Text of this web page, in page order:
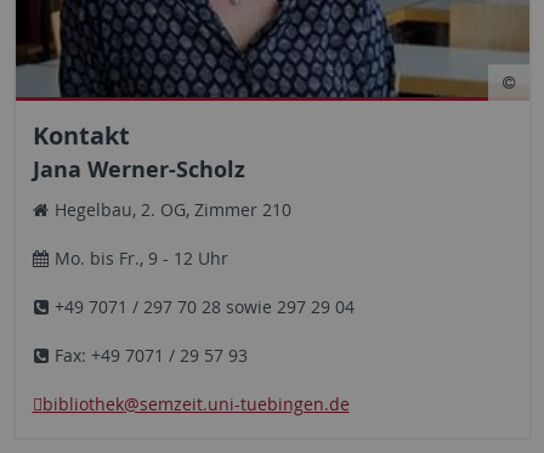
Kontakt
Jana Werner-Scholz
Hegelbau, 2. OG, Zimmer 210
Mo. bis Fr., 9 - 12 Uhr
+49 7071 / 297 70 28 sowie 297 29 04
Fax: +49 7071 / 29 57 93
bibliothek@semzeit.uni-tuebingen.de